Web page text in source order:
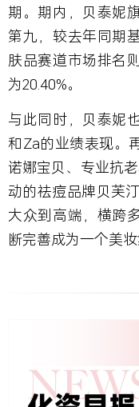
期。期内，贝泰妮
第九，较去年同期
肤品赛道市场排名
为20.40%。
与此同时，贝泰妮
和Za的业绩表现。
诺娜宝贝、专业抗
动的祛痘品牌贝芙
大众到高端，横跨
断完善成为一个美妆